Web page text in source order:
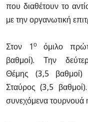
που διαθέτουν το
με την οργανωτική
Στον 1οόμιλο
βαθμοί). Την
Θέμης (3,5 βαθμοί)
Σταύρος (3,5 βαθμοί).
συνεχόμενα